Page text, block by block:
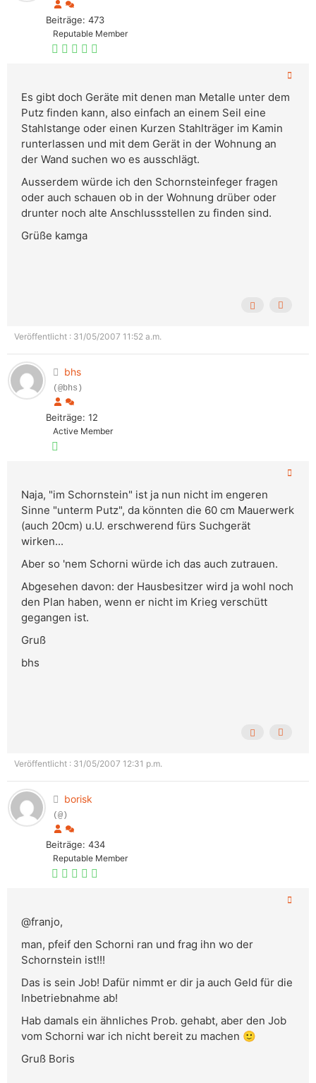
Beiträge: 473
Reputable Member
Es gibt doch Geräte mit denen man Metalle unter dem
Putz finden kann, also einfach an einem Seil eine
Stahlstange oder einen Kurzen Stahlträger im Kamin
runterlassen und mit dem Gerät in der Wohnung an
der Wand suchen wo es ausschlägt.
Ausserdem würde ich den Schornsteinfeger fragen
oder auch schauen ob in der Wohnung drüber oder
drunter noch alte Anschlussstellen zu finden sind.
Grüße kamga
Veröffentlicht : 31/05/2007 11:52 a.m.
bhs
(@bhs)
Beiträge: 12
Active Member
Naja, "im Schornstein" ist ja nun nicht im engeren
Sinne "unterm Putz", da könnten die 60 cm Mauerwerk
(auch 20cm) u.U. erschwerend fürs Suchgerät
wirken...
Aber so 'nem Schorni würde ich das auch zutrauen.
Abgesehen davon: der Hausbesitzer wird ja wohl noch
den Plan haben, wenn er nicht im Krieg verschütt
gegangen ist.
Gruß
bhs
Veröffentlicht : 31/05/2007 12:31 p.m.
borisk
(@)
Beiträge: 434
Reputable Member
@franjo,
man, pfeif den Schorni ran und frag ihn wo der
Schornstein ist!!!
Das is sein Job! Dafür nimmt er dir ja auch Geld für die
Inbetriebnahme ab!
Hab damals ein ähnliches Prob. gehabt, aber den Job
vom Schorni war ich nicht bereit zu machen 🙂
Gruß Boris